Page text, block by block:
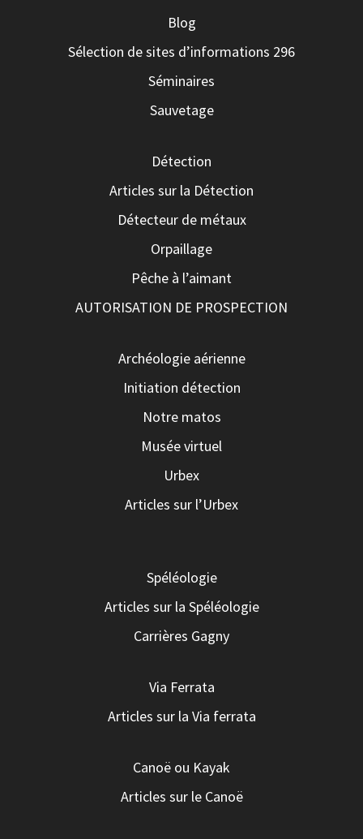
Blog
Sélection de sites d’informations 296
Séminaires
Sauvetage
Détection
Articles sur la Détection
Détecteur de métaux
Orpaillage
Pêche à l’aimant
AUTORISATION DE PROSPECTION
Archéologie aérienne
Initiation détection
Notre matos
Musée virtuel
Urbex
Articles sur l’Urbex
Spéléologie
Articles sur la Spéléologie
Carrières Gagny
Via Ferrata
Articles sur la Via ferrata
Canoë ou Kayak
Articles sur le Canoë